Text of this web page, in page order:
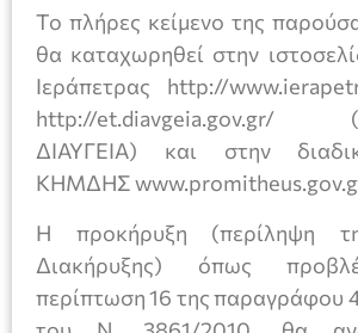
Το πλήρες κείμενο της
θα καταχωρηθεί στην
Ιεράπετρας http://
http://et.diavgeia.gov.gr/
ΔΙΑΥΓΕΙΑ) και στην
ΚΗΜΔΗΣ
Η προκήρυξη (περίληψη
Διακήρυξης) όπως
περίπτωση 16 της παραγράφου